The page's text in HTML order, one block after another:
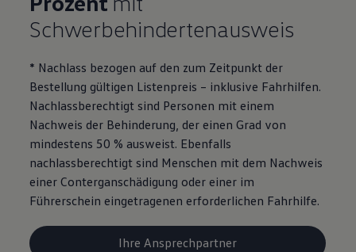
Motorenöl und Flüssigkeiten
Räder und Reifen
Pannen- und Unfallhilfe
Volkswagen Teile
Zubehör
Modellspezifisches Zubehör
Schutz und Pflege
Transport
Entertainment und Elektronik
Individualisieren
Wallbox und Ladekabel
Digitale Extras
Dienste für Ihr Modell finden
Volkswagen Apps, Login und Shop
Handy und Fahrzeug verbinden
Updates für Software, Karten und Radio
Schwerbehindertenausweis
* Nachlass bezogen auf den zum Zeitpunkt der
Bestellung gültigen Listenpreis – inklusive Fahrhilfen.
Nachlassberechtigt sind Personen mit einem
Nachweis der Behinderung, der einen Grad von
mindestens 50 % ausweist. Ebenfalls
nachlassberechtigt sind Menschen mit dem Nachweis
einer Conterganschädigung oder einer im
Führerschein eingetragenen erforderlichen Fahrhilfe.
Ihre Ansprechpartner